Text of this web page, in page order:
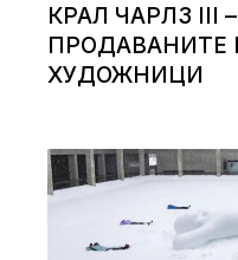
КРАЛ ЧАРЛЗ III
ПРОДАВАНИТЕ
ХУДОЖНИЦИ